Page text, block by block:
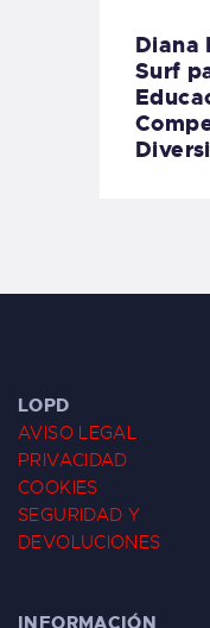
Diana
Surf
LOPD
AVISO LEGAL
PRIVACIDAD
COOKIES
SEGURIDAD Y
DEVOLUCIONES
INFORMACIÓN